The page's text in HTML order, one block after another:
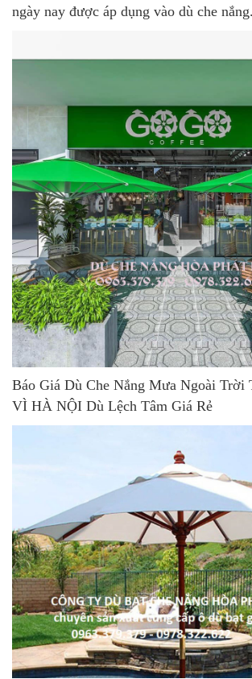
ngày nay được áp dụng vào dù che nắng.
Báo Giá Dù Che Nắng Mưa Ngoài
VÌ HÀ NỘI Dù Lệch Tâm Giá Rẻ